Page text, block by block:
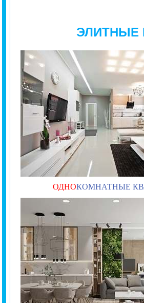
ЭЛИТНЫЕ
ОДНОКОМНАТНЫЕ